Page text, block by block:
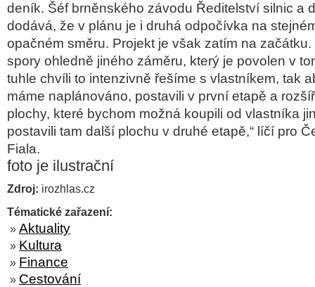
deník. Šéf brněnského závodu Ředitelství silnic a
dodává, že v pl ánu je i druhá odpočívka na
opačném směru. Projekt je však zatím na začátku.
spory ohledně jiného záměru, který je povolen v
tuhle chvíli to intenzivně řešíme s vlastníkem, tak
máme naplánováno, postavili v první etapě a rozší
plochy, které bychom možná koupili od vlastníka
postavili tam další plochu v druhé etapě,“ l íčí pro
Fiala.
foto je ilustrační
Zdroj: irozhlas.cz
Tématické zařazení:
» Aktuality
» Kultura
» Finance
» Cestování